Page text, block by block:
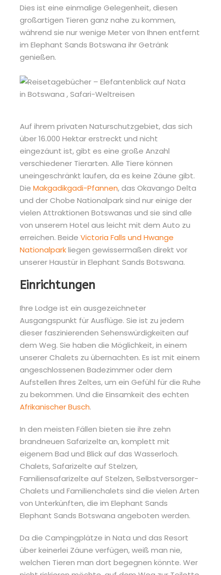
Dies ist eine einmalige Gelegenheit, diesen
großartigen Tieren ganz nahe zu kommen,
während sie nur wenige Meter von Ihnen entfernt
im Elephant Sands Botswana ihr Getränk
genießen.
Auf ihrem privaten Naturschutzgebiet, das sich
über 16.000 Hektar erstreckt und nicht
eingezäunt ist, gibt es eine große Anzahl
verschiedener Tierarten. Alle Tiere können
uneingeschränkt laufen, da es keine Zäune gibt.
Die Makgadikgadi-Pfannen, das Okavango Delta
und der Chobe Nationalpark sind nur einige der
vielen Attraktionen Botswanas und sie sind alle
von unserem Hotel aus leicht mit dem Auto zu
erreichen. Beide Victoria Falls und Hwange
Nationalparkliegen gewissermaßen direkt vor
unserer Haustür in Elephant Sands Botswana.
Einrichtungen
Ihre Lodge ist ein ausgezeichneter
Ausgangspunkt für Ausflüge. Sie ist zu jedem
dieser faszinierenden Sehenswürdigkeiten auf
dem Weg. Sie haben die Möglichkeit, in einem
unserer Chalets zu übernachten. Es ist mit einem
angeschlossenen Badezimmer oder dem
Aufstellen Ihres Zeltes, um ein Gefühl für die Ruhe
zu bekommen. Und die Einsamkeit des echten
Afrikanischer Busch.
In den meisten Fällen bieten sie ihre zehn
brandneuen Safarizelte an, komplett mit
eigenem Bad und Blick auf das Wasserloch.
Chalets, Safarizelte auf Stelzen,
Familiensafarizelte auf Stelzen, Selbstversorger-
Chalets und Familienchalets sind die vielen Arten
von Unterkünften, die im Elephant Sands
Elephant Sands Botswana angeboten werden.
Da die Campingplätze in Nata und das Resort
über keinerlei Zäune verfügen, weiß man nie,
welchen Tieren man dort begegnen könnte. Wer